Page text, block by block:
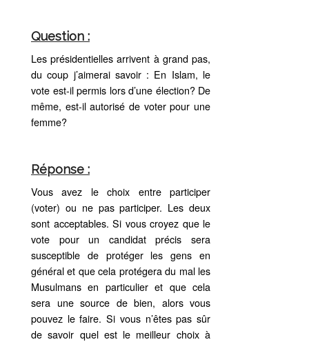
Question :
Les présidentielles arrivent à grand pas,
du coup j’aimerai savoir : En Islam, le
vote est-il permis lors d’une élection? De
même, est-il autorisé de voter pour une
femme?
Réponse :
Vous avez le choix entre participer
(voter) ou ne pas participer. Les deux
sont acceptables. Si vous croyez que le
vote pour un candidat précis sera
susceptible de protéger les gens en
général et que cela protégera du mal les
Musulmans en particulier et que cela
sera une source de bien, alors vous
pouvez le faire. Si vous n’êtes pas sûr
de savoir quel est le meilleur choix à